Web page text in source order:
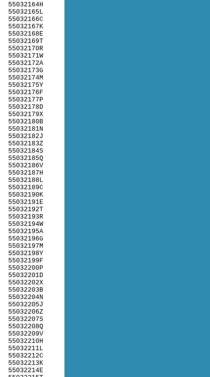
55032164H
55032165L
55032166C
55032167K
55032168E
55032169T
55032170R
55032171W
55032172A
55032173G
55032174M
55032175Y
55032176F
55032177P
55032178D
55032179X
55032180B
55032181N
55032182J
55032183Z
55032184S
55032185Q
55032186V
55032187H
55032188L
55032189C
55032190K
55032191E
55032192T
55032193R
55032194W
55032195A
55032196G
55032197M
55032198Y
55032199F
55032200P
55032201D
55032202X
55032203B
55032204N
55032205J
55032206Z
55032207S
55032208Q
55032209V
55032210H
55032211L
55032212C
55032213K
55032214E